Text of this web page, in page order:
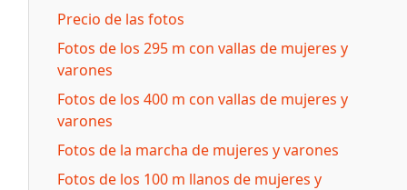
Precio de las fotos
Fotos de los 295 m con vallas de mujeres y
varones
Fotos de los 400 m con vallas de mujeres y
varones
Fotos de la marcha de mujeres y varones
Fotos de los 100 m llanos de mujeres y